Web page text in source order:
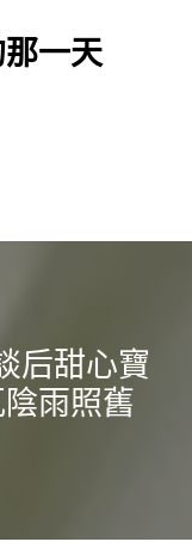
一天
后甜心寶
雨照舊